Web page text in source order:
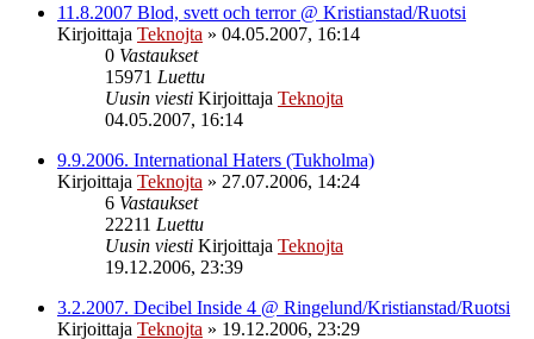
11.8.2007 Blod, svett och terror @ Kristianstad/Ruotsi
Kirjoittaja Teknojta » 04.05.2007, 16:14
0 Vastaukset
15971 Luettu
Uusin viesti Kirjoittaja Teknojta
04.05.2007, 16:14
9.9.2006. International Haters (Tukholma)
Kirjoittaja Teknojta » 27.07.2006, 14:24
6 Vastaukset
22211 Luettu
Uusin viesti Kirjoittaja Teknojta
19.12.2006, 23:39
3.2.2007. Decibel Inside 4 @ Ringelund/Kristianstad/Ruotsi
Kirjoittaja Teknojta » 19.12.2006, 23:29